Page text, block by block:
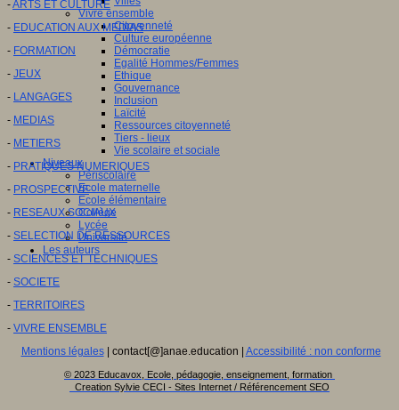
Vivre ensemble
Citoyenneté
Culture européenne
Démocratie
Egalité Hommes/Femmes
Ethique
Gouvernance
Inclusion
Laïcité
Ressources citoyenneté
Tiers - lieux
Vie scolaire et sociale
Niveaux
Périscolaire
Ecole maternelle
Ecole élémentaire
Collège
Lycée
Université
Les auteurs
-ARTS ET CULTURE
- EDUCATION AUX MEDIAS
- FORMATION
- JEUX
- LANGAGES
- MEDIAS
- METIERS
- PRATIQUES NUMERIQUES
- PROSPECTIVE
- RESEAUX SOCIAUX
- SELECTION DE RESSOURCES
- SCIENCES ET TECHNIQUES
- SOCIETE
- TERRITOIRES
- VIVRE ENSEMBLE
Mentions légales| contact[@]anae.education | Accessibilité : non conforme
© 2023 Educavox, Ecole, pédagogie, enseignement, formation
Creation Sylvie CECI - Sites Internet / Référencement SEO